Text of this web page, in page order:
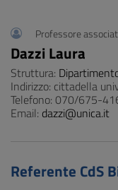
Professore
Dazzi Laura
Struttura:
Indirizzo: cittadella
Telefono: 070/675-
Email: dazzi@unica.it
Referente CdS